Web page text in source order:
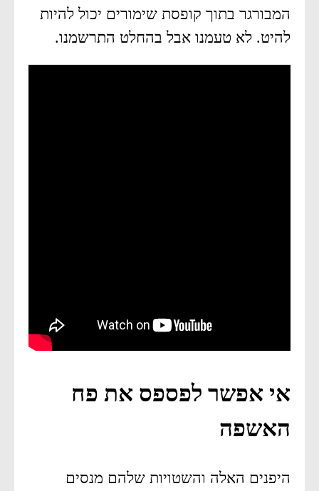
המבורגר בתוך קופסת שימורים יכול להיות
להיט. לא טעמנו אבל בהחלט התרשמנו.
אי אפשר לפספס את פח
האשפה
היפנים האלה והשטויות שלהם מנסים